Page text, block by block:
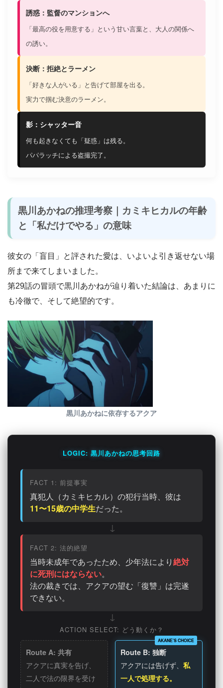
誘惑：監督のマンションへ
「最高の役を用意する」という甘い言葉と、大人の関係へ
の誘い。
決断：拒絶とラーメン
「好きな人がいる」と告げて部屋を出る。
実力で掴む決意のラーメン。
影：シャッター音
何も起きなくても「疑惑」は残る。
パパラッチによる盗撮完了。
黒川あかねの推理考察｜カミキヒカルの年齢
と「私だけでやる」の意味
彼女の「盲目」と評された愛は、いよいよ引き返せない場
所まで来てしまいました。
第29話の冒頭で黒川あかねが辿り着いた結論は、あまりに
も冷徹で、そして絶望的です。
黒川あかねに依存するアクア
LOGIC: 黒川あかねの思考回路
FACT 1: 前提事実
真犯人（カミキヒカル）の犯行当時、彼は
11〜15歳の中学生だった。
FACT 2: 法的絶望
当時未成年であったため、少年法により絶対
に死刑にはならない。
法の裁きでは、アクアの望む「復讐」は完遂
できない。
ACTION SELECT: どう動くか？
Route A: 共有
アクアに真実を告げ、
二人で法の限界を受け
Route B: 独断
アクアには告げず、私
一人で処理する。